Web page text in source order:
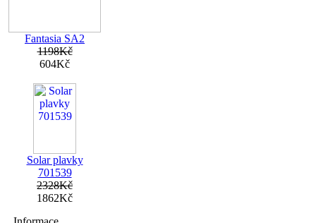
Fantasia SA2
1198Kč
604Kč
Solar plavky
701539
2328Kč
1862Kč